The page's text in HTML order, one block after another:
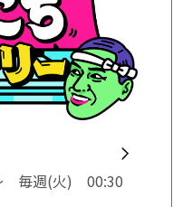
毎週(火) 00:30